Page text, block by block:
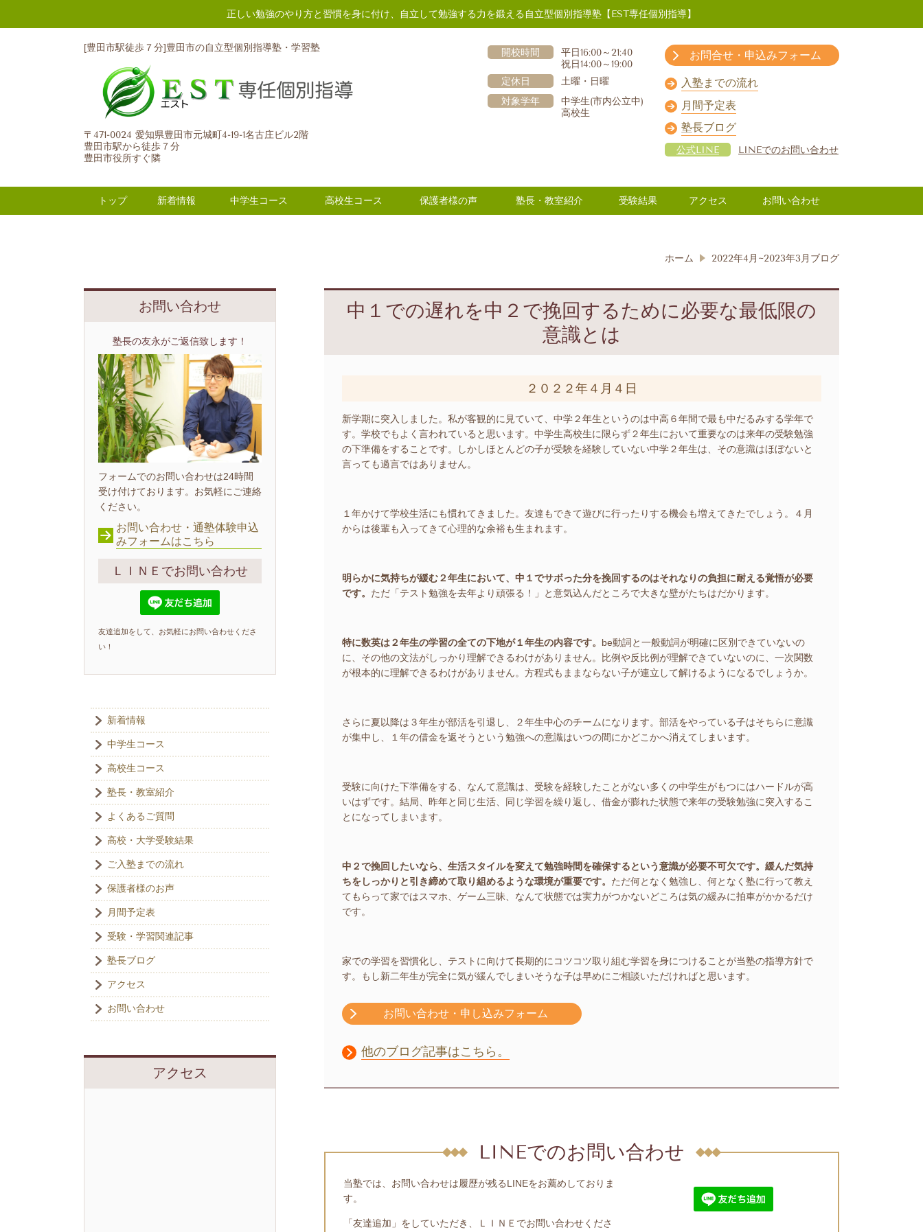
正しい勉強のやり方と習慣を身に付け、自立して勉強する力を鍛える自立型個別指導塾【EST専任個別指導】
[豊田市駅徒歩７分]豊田市の自立型個別指導塾・学習塾
〒471-0024 愛知県豊田市元城町4-19-1名古庄ビル2階
豊田市駅から徒歩７分
豊田市役所すぐ隣
開校時間
平日16:00～21:40
祝日14:00～19:00
定休日
土曜・日曜
対象学年
中学生(市内公立中)
高校生
お問合せ・申込みフォーム
入塾までの流れ
月間予定表
塾長ブログ
公式LINE LINEでのお問い合わせ
トップ 新着情報 中学生コース 高校生コース 保護者様の声 塾長・教室紹介 受験結果 アクセス お問い合わせ
ホーム 2022年4月~2023年3月ブログ
中１での遅れを中２で挽回するために必要な最低限の
意識とは
２０２２年４月４日
新学期に突入しました。私が客観的に見ていて、中学２年生というのは中高６年間で最も中だるみする学年で
す。学校でもよく言われていると思います。中学生高校生に限らず２年生において重要なのは来年の受験勉強
の下準備をすることです。しかしほとんどの子が受験を経験していない中学２年生は、その意識はほぼないと
言っても過言ではありません。
１年かけて学校生活にも慣れてきました。友達もできて遊びに行ったりする機会も増えてきたでしょう。４月
からは後輩も入ってきて心理的な余裕も生まれます。
明らかに気持ちが緩む２年生において、中１でサボった分を挽回するのはそれなりの負担に耐える覚悟が必要
です。 ただ「テスト勉強を去年より頑張る！」と意気込んだところで大きな壁がたちはだかります。
特に数英は２年生の学習の全ての下地が１年生の内容です。 be動詞と一般動詞が明確に区別できていないの
に、その他の文法がしっかり理解できるわけがありません。比例や反比例が理解できていないのに、一次関数
が根本的に理解できるわけがありません。方程式もままならない子が連立して解けるようになるでしょうか。
さらに夏以降は３年生が部活を引退し、２年生中心のチームになります。部活をやっている子はそちらに意識
が集中し、１年の借金を返そうという勉強への意識はいつの間にかどこかへ消えてしまいます。
受験に向けた下準備をする、なんて意識は、受験を経験したことがない多くの中学生がもつにはハードルが高
いはずです。結局、昨年と同じ生活、同じ学習を繰り返し、借金が膨れた状態で来年の受験勉強に突入するこ
とになってしまいます。
中２で挽回したいなら、生活スタイルを変えて勉強時間を確保するという意識が必要不可欠です。緩んだ気持
ちをしっかりと引き締めて取り組めるような環境が重要です。 ただ何となく勉強し、何となく塾に行って教え
てもらって家ではスマホ、ゲーム三昧、なんて状態では実力がつかないどころは気の緩みに拍車がかかるだけ
です。
家での学習を習慣化し、テストに向けて長期的にコツコツ取り組む学習を身につけることが当塾の指導方針で
す。もし新二年生が完全に気が緩んでしまいそうな子は早めにご相談いただければと思います。
お問い合わせ・申し込みフォーム
他のブログ記事はこちら。
LINEでのお問い合わせ
当塾では、お問い合わせは履歴が残るLINEをお薦めしておりま
す。
「友達追加」をしていただき、ＬＩＮＥでお問い合わせくださ
お問い合わせ
塾長の友永がご返信致します！
フォームでのお問い合わせは24時間
受け付けております。お気軽にご連絡
ください。
お問い合わせ・通塾体験申込
みフォームはこちら
ＬＩＮＥでお問い合わせ
友達追加をして、お気軽にお問い合わせくださ
い！
新着情報
中学生コース
高校生コース
塾長・教室紹介
よくあるご質問
高校・大学受験結果
ご入塾までの流れ
保護者様のお声
月間予定表
受験・学習関連記事
塾長ブログ
アクセス
お問い合わせ
アクセス